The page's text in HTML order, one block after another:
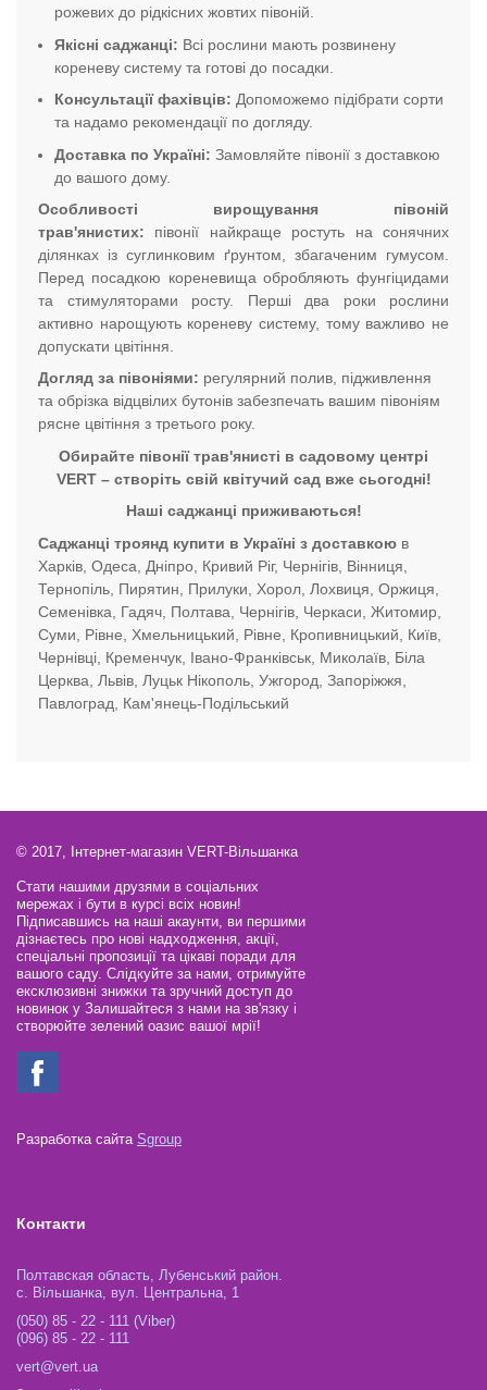
рожевих до рідкісних жовтих півоній.
Якісні саджанці: Всі рослини мають розвинену
кореневу систему та готові до посадки.
Консультації фахівців: Допоможемо підібрати сорти
та надамо рекомендації по догляду.
Доставка по Україні: Замовляйте півонії з доставкою
до вашого дому.
Особливості вирощування півоній
трав'янистих: півонії найкраще ростуть на сонячних
ділянках із суглинковим ґрунтом, збагаченим гумусом.
Перед посадкою кореневища обробляють фунгіцидами
та стимуляторами росту. Перші два роки рослини
активно нарощують кореневу систему, тому важливо не
допускати цвітіння.
Догляд за півоніями: регулярний полив, підживлення
та обрізка відцвілих бутонів забезпечать вашим півоніям
рясне цвітіння з третього року.
Обирайте півонії трав'янисті в садовому центрі
VERT – створіть свій квітучий сад вже сьогодні!
Наші саджанці приживаються!
Саджанці троянд купити в Україні з доставкою в
Харків, Одеса, Дніпро, Кривий Ріг, Чернігів, Вінниця,
Тернопіль, Пирятин, Прилуки, Хорол, Лохвиця, Оржиця,
Семенівка, Гадяч, Полтава, Чернігів, Черкаси, Житомир,
Суми, Рівне, Хмельницький, Рівне, Кропивницький, Київ,
Чернівці, Кременчук, Івано-Франківськ, Миколаїв, Біла
Церква, Львів, Луцьк Нікополь, Ужгород, Запоріжжя,
Павлоград, Кам'янець-Подільський
© 2017, Інтернет-магазин VERT-Вільшанка
Стати нашими друзями в соціальних
мережах і бути в курсі всіх новин!
Підписавшись на наші акаунти, ви першими
дізнаєтесь про нові надходження, акції,
спеціальні пропозиції та цікаві поради для
вашого саду. Слідкуйте за нами, отримуйте
ексклюзивні знижки та зручний доступ до
новинок у Залишайтеся з нами на зв'язку і
створюйте зелений оазис вашої мрії!
Разработка сайта Sgroup
Контакти
Полтавская область, Лубенський район.
с. Вільшанка, вул. Центральна, 1
(050) 85 - 22 - 111 (Viber)
(096) 85 - 22 - 111
vert@vert.ua